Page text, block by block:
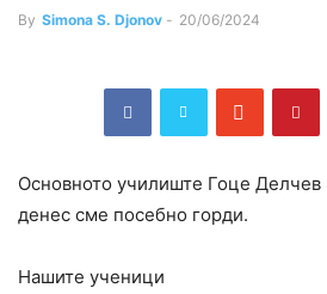
By Simona S. Djonov - 20/06/2024
Основното училиште Гоце Делчев
денес сме посебно горди.
Нашите ученици